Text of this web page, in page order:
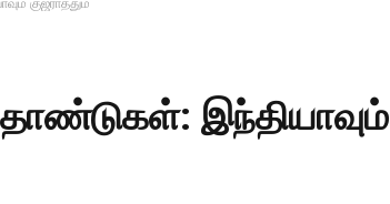
குஜராத்தும்
இந்தியாவும்